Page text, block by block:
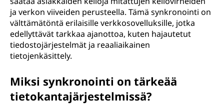
ja verkon viiveiden perusteella. Tämä synkronointi on
välttämätöntä erilaisille verkkosovelluksille, jotka
edellyttävät tarkkaa ajanottoa, kuten hajautetut
tiedostojärjestelmät ja reaaliaikainen
tietojenkäsittely.
Miksi synkronointi on tärkeää
tietokantajärjestelmissä?